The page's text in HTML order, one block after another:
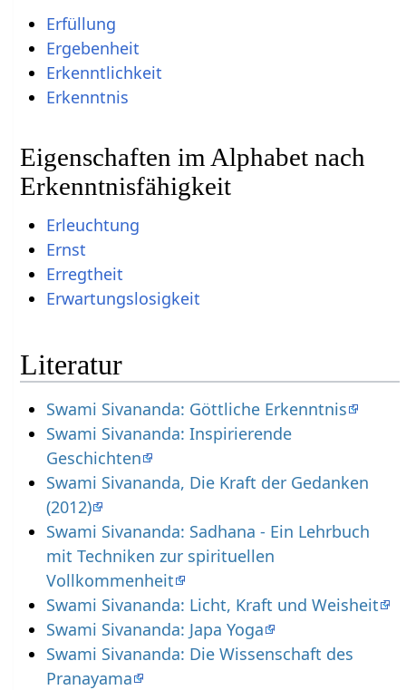
Erfüllung
Ergebenheit
Erkenntlichkeit
Erkenntnis
Eigenschaften im Alphabet nach
Erkenntnisfähigkeit
Erleuchtung
Ernst
Erregtheit
Erwartungslosigkeit
Literatur
Swami Sivananda: Göttliche Erkenntnis
Swami Sivananda: Inspirierende
Geschichten
Swami Sivananda, Die Kraft der Gedanken
(2012)
Swami Sivananda: Sadhana - Ein Lehrbuch
mit Techniken zur spirituellen
Vollkommenheit
Swami Sivananda: Licht, Kraft und Weisheit
Swami Sivananda: Japa Yoga
Swami Sivananda: Die Wissenschaft des
Pranayama